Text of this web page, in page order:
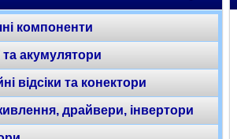
компоненти
та акумулятори
відсіки та конектори
драйвери, інвертори